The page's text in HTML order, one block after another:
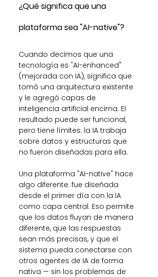
¿Qué significa que una
plataforma sea "AI-native"?
Cuando decimos que una
tecnología es "AI-enhanced"
(mejorada con IA), significa que
tomó una arquitectura existente
y le agregó capas de
inteligencia artificial encima. El
resultado puede ser funcional,
pero tiene límites: la IA trabaja
sobre datos y estructuras que
no fueron diseñadas para ella.
Una plataforma "AI-native" hace
algo diferente: fue diseñada
desde el primer día con la IA
como capa central. Eso permite
que los datos fluyan de manera
diferente, que las respuestas
sean más precisas, y que el
sistema pueda conectarse con
otros agentes de IA de forma
nativa — sin los problemas de